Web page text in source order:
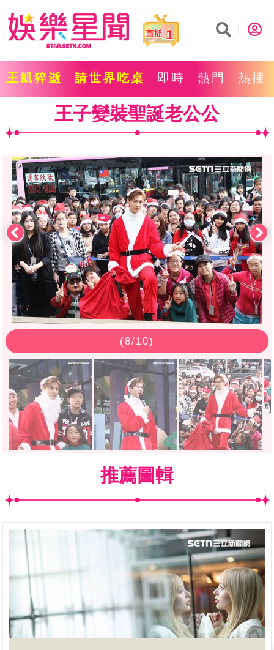
1
王凱猝逝 請世界吃桌 即時 熱門 熱搜
王子變裝聖誕老公公
(8/10)
推薦圖輯